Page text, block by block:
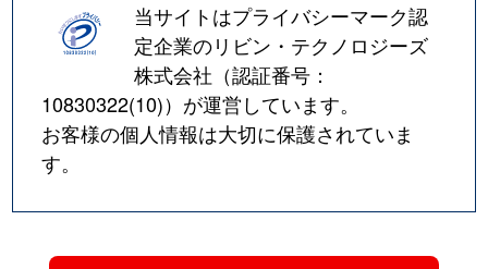
当サイトはプライバシーマーク認
定企業のリビン・テクノロジーズ
株式会社（認証番号：
10830322(10)）が運営しています。
お客様の個人情報は大切に保護されていま
す。